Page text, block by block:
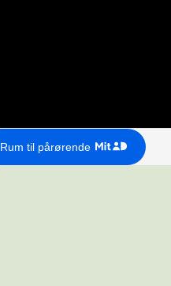
Rum til pårørende